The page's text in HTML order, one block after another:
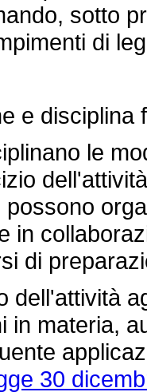
sotto
di
e disciplina
le
in
di
in materia,
30